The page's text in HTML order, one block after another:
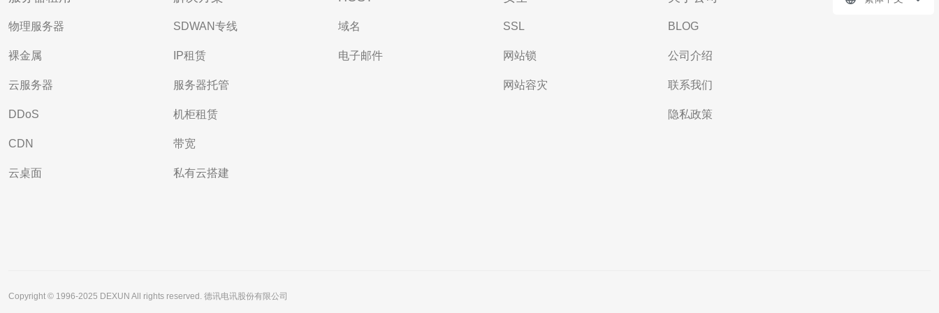
物理服务器
裸金属
云服务器
DDoS
CDN
云桌面
SDWAN专线
IP租赁
服务器托管
机柜租赁
带宽
私有云搭建
域名
电子邮件
SSL
网站锁
网站容灾
BLOG
公司介绍
联系我们
隐私政策
Copyright © 1996-2025 DEXUN All rights reserved. 德讯电讯股份有限公司